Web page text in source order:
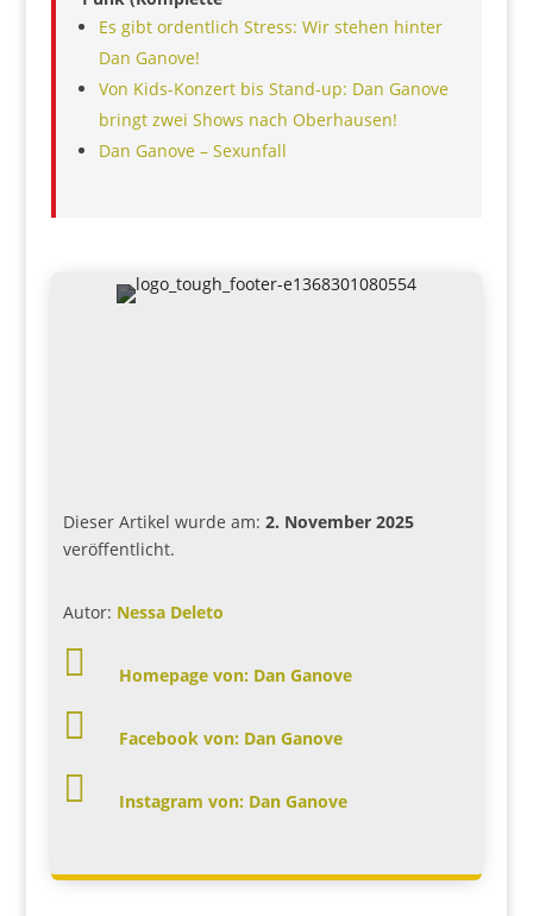
Es gibt ordentlich Stress: Wir stehen hinter
Dan Ganove!
Von Kids-Konzert bis Stand-up: Dan Ganove
bringt zwei Shows nach Oberhausen!
Dan Ganove – Sexunfall
Dieser Artikel wurde am: 2. November 2025
veröffentlicht.
Autor: Nessa Deleto
 Homepage von: Dan Ganove
 Facebook von: Dan Ganove
 Instagram von: Dan Ganove